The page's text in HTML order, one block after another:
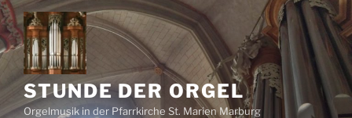
Zum
Inhalt
springen
STUNDE DER ORGEL
Orgelmusik in der Pfarrkirche St. Marien Marburg